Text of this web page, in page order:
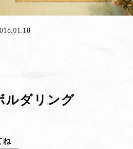
ルダリング
ね